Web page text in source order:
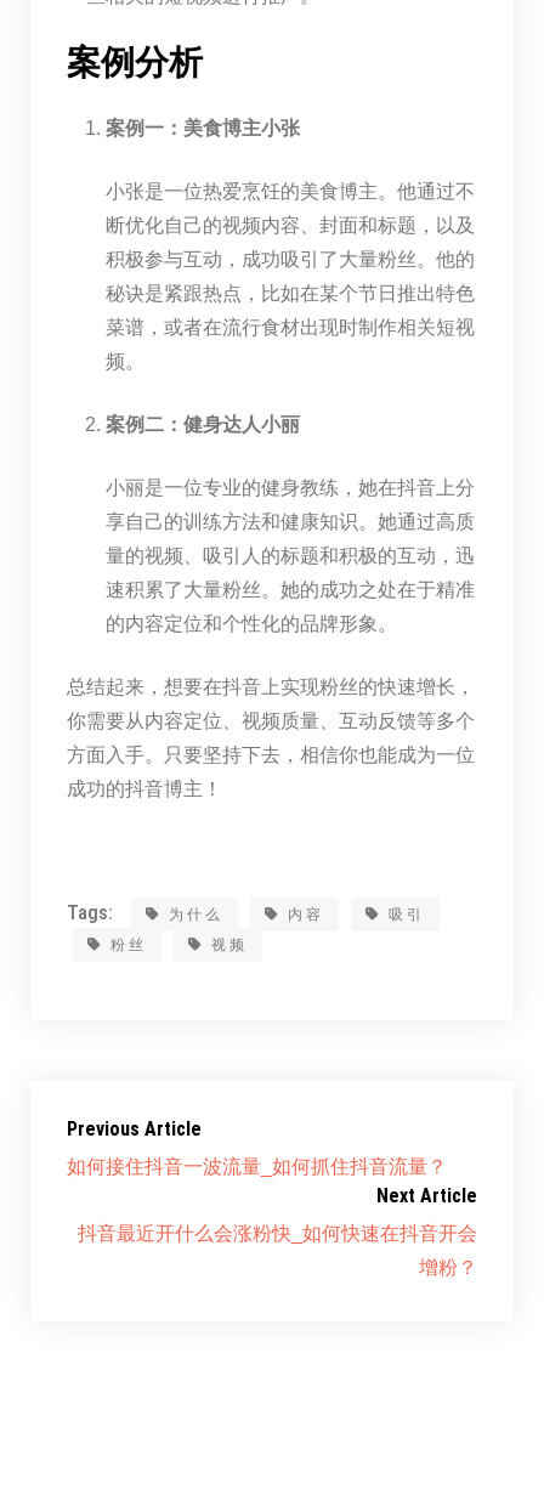
案例分析
案例一：美食博主小张
小张是一位热爱烹饪的美食博主。他通过不
断优化自己的视频内容、封面和标题，以及
积极参与互动，成功吸引了大量粉丝。他的
秘诀是紧跟热点，比如在某个节日推出特色
菜谱，或者在流行食材出现时制作相关短视
频。
案例二：健身达人小丽
小丽是一位专业的健身教练，她在抖音上分
享自己的训练方法和健康知识。她通过高质
量的视频、吸引人的标题和积极的互动，迅
速积累了大量粉丝。她的成功之处在于精准
的内容定位和个性化的品牌形象。
总结起来，想要在抖音上实现粉丝的快速增长，
你需要从内容定位、视频质量、互动反馈等多个
方面入手。只要坚持下去，相信你也能成为一位
成功的抖音博主！
Tags: 为什么 内容
吸引
粉丝
视频
Previous Article
如何接住抖音一波流量_如何抓住抖音流量？
Next Article
抖音最近开什么会涨粉快_如何快速在抖音开会
增粉？